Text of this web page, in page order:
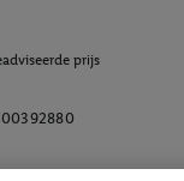
prijs